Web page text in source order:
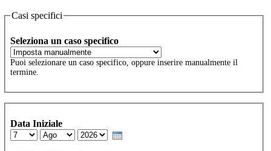
Casi specifici
Seleziona un caso specifico
Puoi selezionare un caso specifico, oppure inserire manualmente il
termine.
Data Iniziale
Day
Month Year